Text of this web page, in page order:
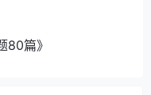
80篇》